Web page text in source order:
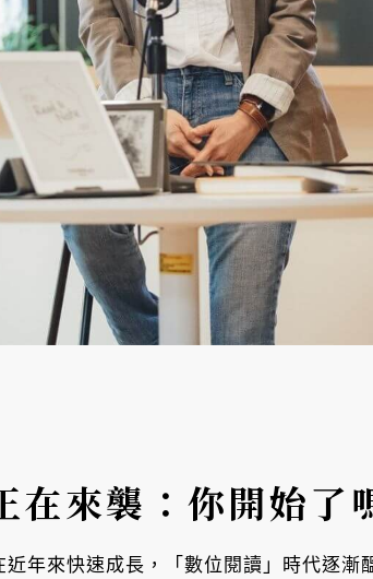
來襲：你開始了
年來快速成長，「數位閱讀」時代逐漸